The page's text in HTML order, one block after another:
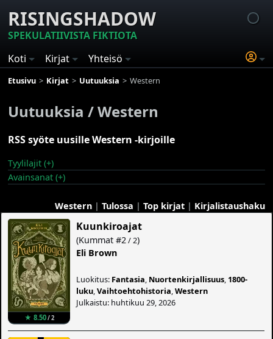
RISINGSHADOW
SPEKULATIIVISTA FIKTIOTA
Koti
Kirjat Yhteisö
Etusivu Kirjat Uutuuksia Western
Uutuuksia / Western
RSS syöte uusille Western -kirjoille
Tyylilajit (+)
Avainsanat (+)
Western| Tulossa | Top kirjat| Kirjalistaushaku
★ 8.50/ 2
Kuunkiroajat
(Kummat #2 / 2)
Eli Brown
Luokitus: Fantasia Nuortenkirjallisuus 1800-
luku ,Vaihtoehtohistoria ,Western
Julkaistu: huhtikuu 29, 2026